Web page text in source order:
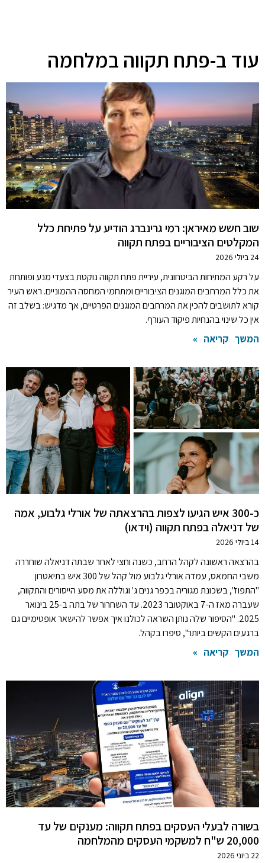
עוד ב-פתח תקווה במלחמה
שוב חשש מאיראן: רמי גרינברג הודיע על פתיחת כלל
המקלטים הציבוריים בפתח תקווה
24 ביולי 2026
על רקע המתיחות הביטחונית, עיריית פתח תקווה נוקטת בצעדי מנע ופותחת
את כלל המרחבים המוגנים הציבוריים ומתחמי המחסה ההמוניים. ראש העיר
קורא לתושבים להכין את המרחבים המוגנים הפרטיים, אך מדגיש: בשלב זה
אין כל שינוי בהנחיות פיקוד העורף.
המשך קריאה »
כ-300 איש הגיעו לצפות בהרצאתה של אורלי גלבוע, אמה
של דניאלה בפתח תקווה (וידאו)
14 ביולי 2026
בהרצאה ראשונה לקהל הרחב, כשנה וחצי לאחר שבתה דניאלה שוחררה
משבי החמאס, עמדה אורלי גלבוע מול קהל של 300 איש בתיאטרון
"התפוז", בשכונת מגוריה בכפר גנים ג' וגוללה את מסע הייסורים והתקווה,
שעברה מאז ה-7 באוקטובר 2023. עד השחרור של בתה ב-25 בינואר
2025. "הסיפור שלה נותן השראה לכולנו איך אפשר להישאר אופטימיים גם
ברגעים הקשים ביותר", סיפרו בקהל.
המשך קריאה »
בשורה לבעלי העסקים בפתח תקווה: מענקים של עד
20,000 ש"ח למשקמי העסקים מהמלחמה
22 ביוני 2026